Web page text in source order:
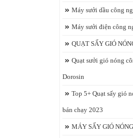
Máy sưởi dầu công
Máy sưởi điện công
QUẠT SẤY GIÓ
Quạt sưởi gió nóng
Dorosin
Top 5+ Quạt sấy gió
bán chạy 2023
MÁY SẤY GIÓ